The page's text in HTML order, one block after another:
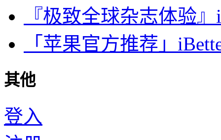
『极致全球杂志体验
「苹果官方推荐」
其他
登入